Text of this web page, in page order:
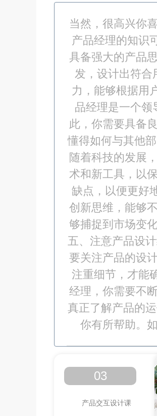
当然，很高兴你
产品经理的知识
具备强大的产品
发，设计出符合
力，能够根据用
品经理是一个领
此，你需要具备
懂得如何与其他
随着科技的发展
术和新工具，以
缺点，以便更好
创新思维，能够
够捕捉到市场变
五、注意产品设
要关注产品的设
注重细节，才能
经理，你需要不
真正了解产品的
你有所帮助。
03
产品交互设计课